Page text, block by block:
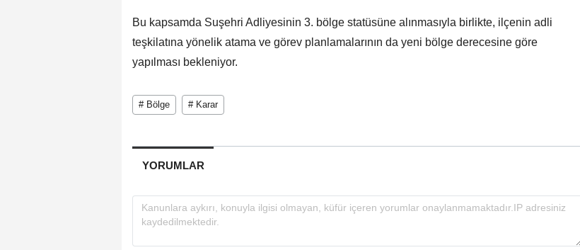
Bu kapsamda Suşehri Adliyesinin 3. bölge statüsüne alınmasıyla birlikte, ilçenin adli
teşkilatına yönelik atama ve görev planlamalarının da yeni bölge derecesine göre
yapılması bekleniyor.
# Bölge # Karar
YORUMLAR